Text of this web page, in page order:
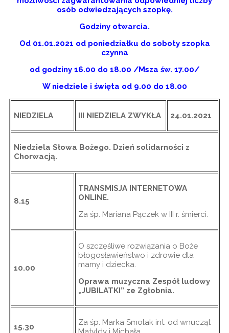
osób odwiedzających szopkę.
Godziny otwarcia.
Od 01.01.2021 od poniedziałku do soboty szopka
czynna
od godziny 16.00 do 18.00 /Msza św. 17.00/
W niedziele i święta od 9.00 do 18.00
NIEDZIELA III NIEDZIELA ZWYKŁA 24.01.2021
Niedziela Słowa Bożego. Dzień solidarności z
Chorwacją.
8.15
TRANSMISJA INTERNETOWA
ONLINE.
Za śp. Mariana Pączek w III r. śmierci.
10.00
O szczęśliwe rozwiązania o Boże
błogosławieństwo i zdrowie dla
mamy i dziecka.
Oprawa muzyczna Zespół ludowy
„JUBILATKI” ze Zgłobnia.
15.30
Za śp. Marka Smolak int. od wnucząt